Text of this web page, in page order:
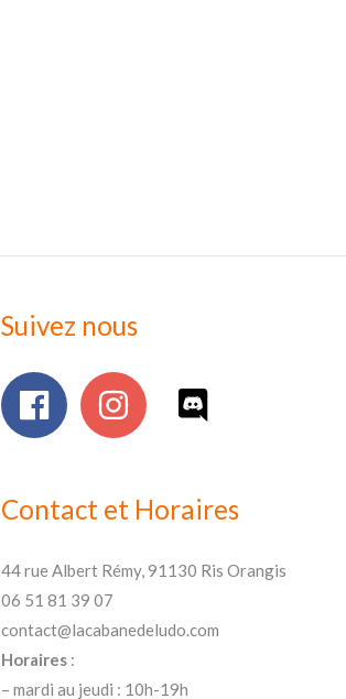
Suivez nous
Contact et Horaires
44 rue Albert Rémy, 91130 Ris Orangis
06 51 81 39 07
contact@lacabanedeludo.com
Horaires:
– mardi au jeudi : 10h-19h